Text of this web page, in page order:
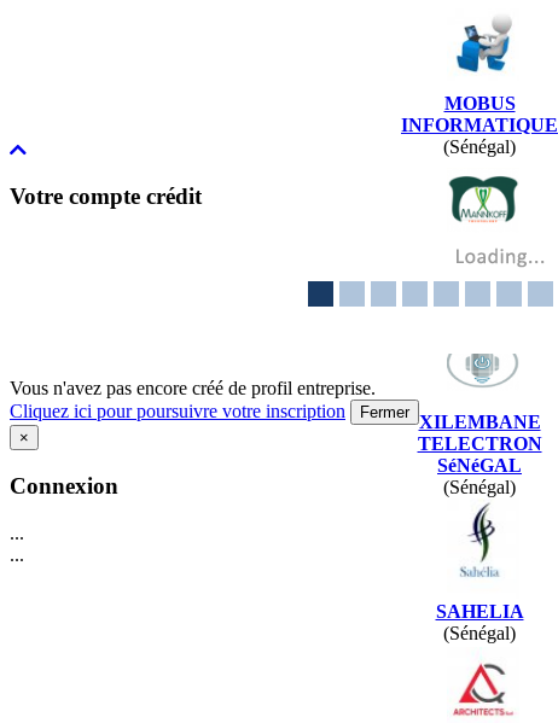
MOBUS
INFORMATIQUE
(Sénégal)
MANNKOFF
DIRECTORY
(Côte d Ivoire)
XILEMBANE
TELECTRON
SéNéGAL
(Sénégal)
SAHELIA
(Sénégal)
Votre compte crédit
Vous n'avez pas encore créé de profil entreprise.
Cliquez ici pour poursuivre votre inscription
Fermer
×
Connexion
...
...